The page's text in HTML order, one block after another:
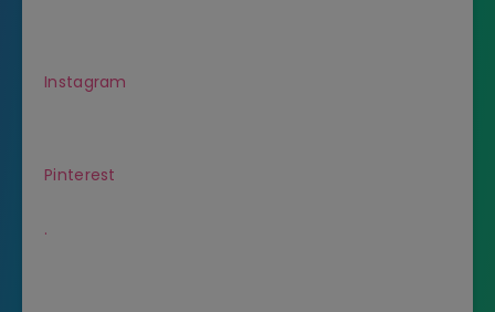
Instagram
Pinterest
.